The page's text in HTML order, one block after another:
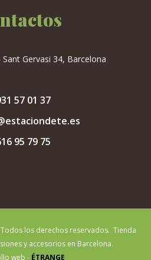
Sant Gervasi 34, Barcelona
57 01 37
95 79 75
los derechos reservados. Tienda
y accesorios en Barcelona.
web - ÉTRANGE